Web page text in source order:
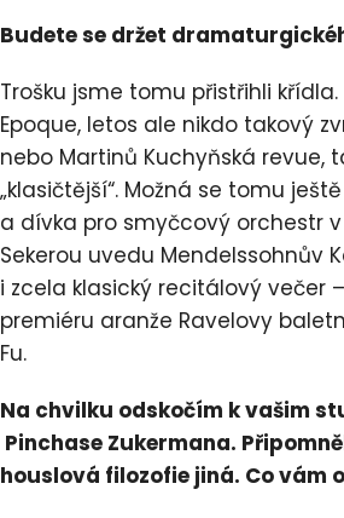
Budete se držet
Trošku jsme tomu přistřihli
Epoque, letos ale nikdo takový
nebo Martinů Kuchyňská
„klasičtější“. Možná se tomu
a dívka pro smyčcový orchestr
Sekerou uvedu Mendelssohnův
i zcela klasický recitálový večer
premiéru aranže Ravelovy
Fu.
Na chvilku odskočím k vašim
Pinchase Zukermana.
houslová filozofie jiná. Co vám